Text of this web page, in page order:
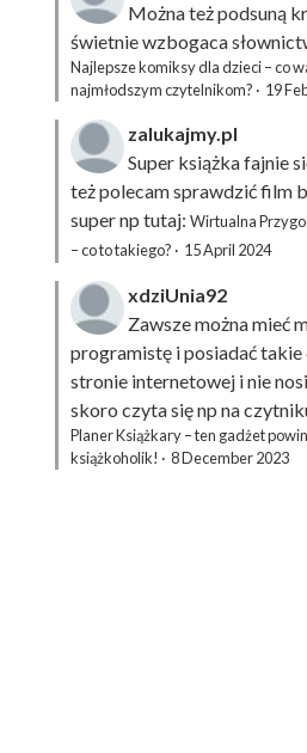
Można też podsuną
świetnie wzbogaca
Najlepsze komiksy dla dzieci – co
najmłodszym czytelnikom? · 19
zalukajmy.pl
Super książka fajnie
też polecam sprawdzić film
super np tutaj: Wirtualna
– co to takiego? · 15 April 2024
xdziUnia92
Zawsze można mieć
programistę i posiadać takie
stronie internetowej i nie
skoro czyta się np na
Planer Książkary – ten gadżet
książkoholik! · 8 December 2023